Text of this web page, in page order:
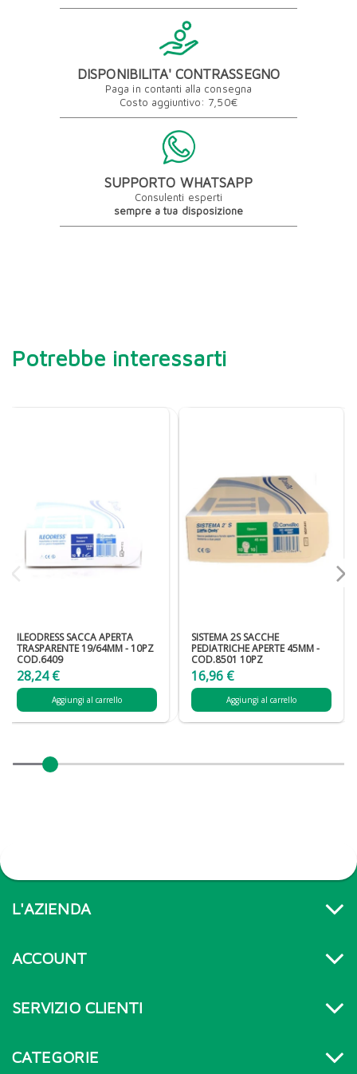
DISPONIBILITA' CONTRASSEGNO
Paga in contanti alla consegna
Costo aggiuntivo: 7,50€
SUPPORTO WHATSAPP
Consulenti esperti
sempre a tua disposizione
Potrebbe interessarti
ILEODRESS SACCA APERTA
TRASPARENTE 19/64MM - 10PZ
COD.6409
28,24 €
Aggiungi al carrello
SISTEMA 2S SACCHE
PEDIATRICHE APERTE 45MM -
COD.8501 10PZ
16,96 €
Aggiungi al carrello
L'AZIENDA
ACCOUNT
SERVIZIO CLIENTI
CATEGORIE